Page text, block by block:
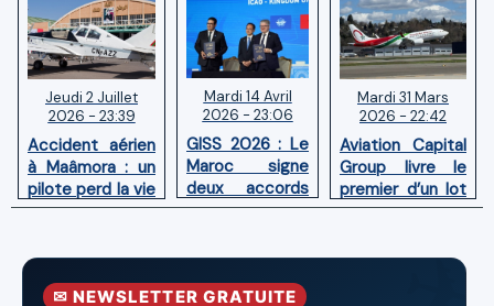
Jeudi 2 Juillet
2026 - 23:39
Accident aérien
à Maâmora : un
pilote perd la vie
en combat
incendie
Mardi 14 Avril
2026 - 23:06
GISS 2026 : Le
Maroc signe
deux accords
avec l'OACI
la surveillance
aériennes.
Mardi 31 Mars
2026 - 22:42
Aviation Capital
Group livre le
premier d’un lot
de six Boeing
neufs à Royal Air
✉ NEWSLETTER GRATUITE